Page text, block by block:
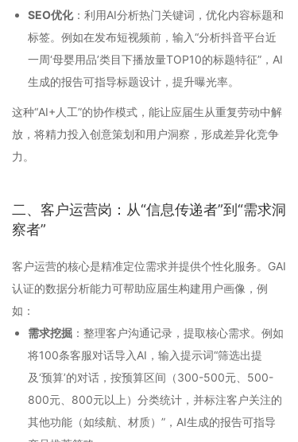
SEO优化：利用AI分析热门关键词，优化内容标题和
标签。例如在发布短视频前，输入“分析抖音平台近
一周‘母婴用品’类目下播放量TOP10的标题特征”，AI
生成的报告可指导标题设计，提升曝光率。
这种“AI+人工”的协作模式，能让应届生从重复劳动中解
放，将精力投入创意策划和用户洞察，形成差异化竞争
力。
二、客户运营岗：从“信息传递者”到“需求洞
察者”
客户运营的核心是精准定位需求并提供个性化服务。GAI
认证的数据分析能力可帮助应届生构建用户画像，例
如：
需求挖掘 ：整理客户沟通记录，提取核心需求。例如
将100条客服对话导入AI，输入提示词“筛选出提
及‘预算’的对话，按预算区间（300-500元、500-
800元、800元以上）分类统计，并标注客户关注的
其他功能（如续航、材质）”，AI生成的报告可指导